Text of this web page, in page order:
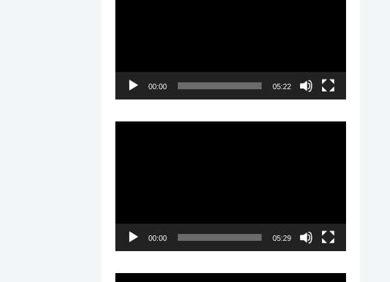
00:00 05:22
00:00 05:29